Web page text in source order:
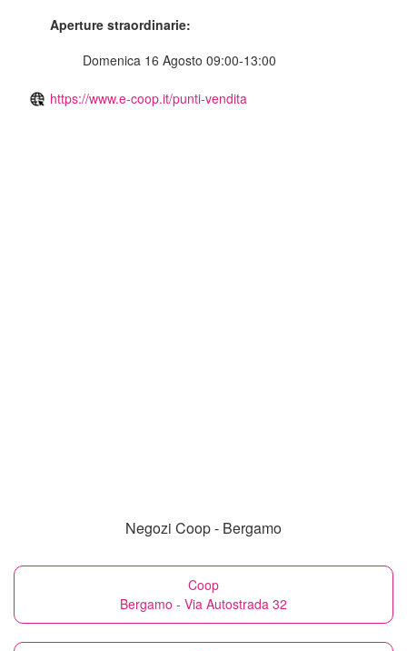
Aperture straordinarie:
Domenica 16 Agosto 09:00-13:00
https://www.e-coop.it/punti-vendita
Negozi Coop - Bergamo
Coop
Bergamo - Via Autostrada 32